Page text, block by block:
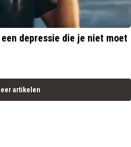
depressie die je niet moet
artikelen